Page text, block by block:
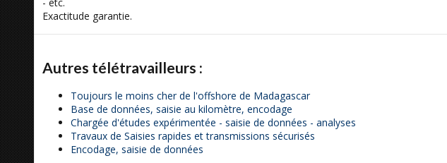
Exactitude garantie.
Autres télétravailleurs :
Toujours le moins cher de l'offshore de Madagascar
Base de données, saisie au kilomètre, encodage
Chargée d'études expérimentée - saisie de données - analyses
Travaux de Saisies rapides et transmissions sécurisés
Encodage, saisie de données